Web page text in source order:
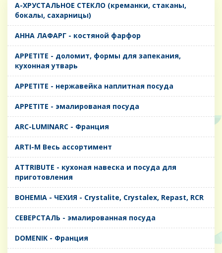
A-ХРУСТАЛЬНОЕ СТЕКЛО (креманки, стаканы,
бокалы, сахарницы)
AHHA ЛАФАРГ - костяной фарфор
APPETITE - доломит, формы для запекания,
кухонная утварь
APPETITE - нержавейка наплитная посуда
APPETITE - эмалированая посуда
ARC-LUMINARC - Франция
ARTI-M Весь ассортимент
ATTRIBUTE - кухоная навеска и посуда для
приготовления
BOHEMIA - ЧЕХИЯ - Crystalite, Crystalex, Repast, RCR
CЕВЕРСТАЛЬ - эмалированная посуда
DOMENIK - Франция